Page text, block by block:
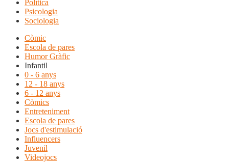
Política
Psicologia
Sociologia
Còmic
Escola de pares
Humor Gràfic
Infantil
0 - 6 anys
12 - 18 anys
6 - 12 anys
Còmics
Entreteniment
Escola de pares
Jocs d'estimulació
Influencers
Juvenil
Videojocs